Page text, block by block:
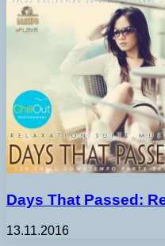
Days That Passed:
13.11.2016